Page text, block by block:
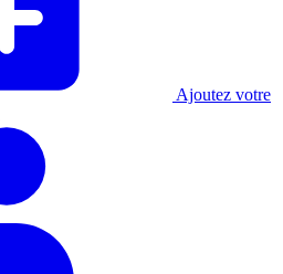
Ajoutez votre